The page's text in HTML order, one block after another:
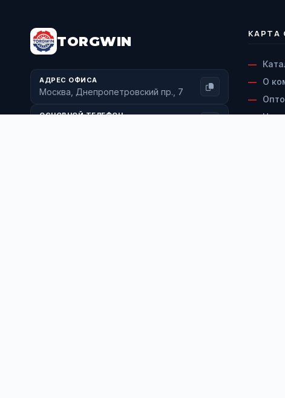
TORGWIN
АДРЕС ОФИСА
Москва, Днепропетровский пр., 7
ОСНОВНОЙ ТЕЛЕФОН
КАРТА
О